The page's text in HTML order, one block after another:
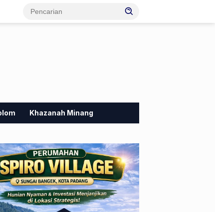
Khazanah Minang